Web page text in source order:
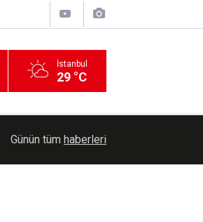
İstanbul
29 °C
ABD'den her ay Patriot füzesi
Günün tüm haberleri